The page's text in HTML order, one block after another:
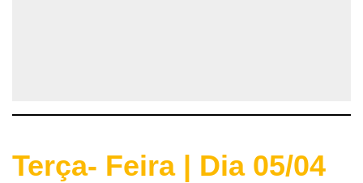
Terça- Feira | Dia 05/04